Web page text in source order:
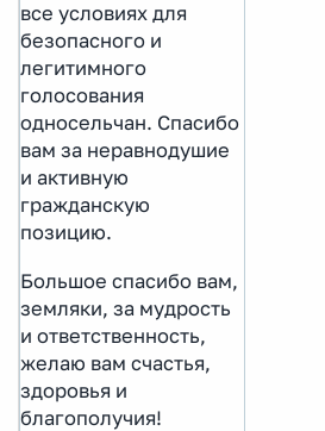
все условиях для
безопасного и
легитимного
голосования
односельчан. Спасибо
вам за неравнодушие
и активную
гражданскую
позицию.
Большое спасибо вам,
земляки, за мудрость
и ответственность,
желаю вам счастья,
здоровья и
благополучия!